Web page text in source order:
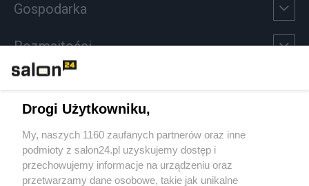
Gospodarka
Rozmaitości
Sport
Społeczeństwo
Drogi Użytkowniku,
My, naszych 1160 zaufanych partnerów oraz inne
podmioty z salon24.pl uzyskujemy dostęp i
przechowujemy informacje na urządzeniu oraz
przetwarzamy dane osobowe, takie jak unikalne